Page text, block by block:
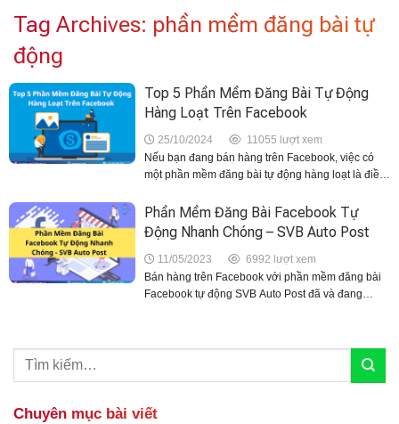
Tag Archives: phần mềm đăng bài tự
động
Top 5 Phần Mềm Đăng Bài Tự Động
Hàng Loạt Trên Facebook
25/10/2024
11055 lượt xem
Nếu bạn đang bán hàng trên Facebook, việc có
một phần mềm đăng bài tự động hàng loạt là điều
của bạn luôn xuất...
Phần Mềm Đăng Bài Facebook Tự
Động Nhanh Chóng – SVB Auto Post
11/05/2023
6992 lượt xem
Bán hàng trên Facebook với phần mềm đăng bài
Facebook tự động SVB Auto Post đã và đang
Chuyên mục bài viết